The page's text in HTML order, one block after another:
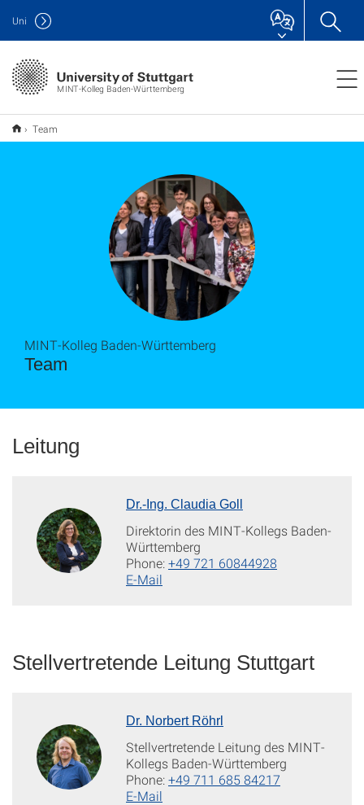
MINT-Kolleg Baden-Württemberg
Uni
Team
Team
MINT-Kolleg Baden-Württemberg
Leitung
Dr.-Ing. Claudia Goll
Direktorin des MINT-Kollegs Baden-
Württemberg
Phone:+49 721 60844928
E-Mail
Stellvertretende Leitung Stuttgart
Dr. Norbert Röhrl
Stellvertretende Leitung des MINT-
Kollegs Baden-Württemberg
Phone:+49 711 685 84217
E-Mail